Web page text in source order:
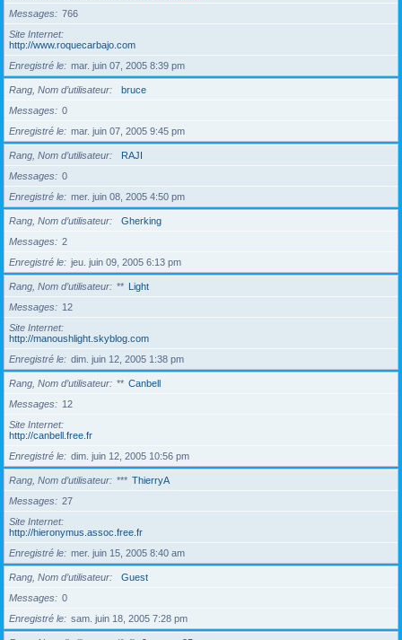
Messages
766
Site Internet
http://www.roquecarbajo.com
Enregistré le
mar. juin 07, 2005 8:39 pm
Rang, Nom d’utilisateur
bruce
Messages
0
Enregistré le
mar. juin 07, 2005 9:45 pm
Rang, Nom d’utilisateur
RAJI
Messages
0
Enregistré le
mer. juin 08, 2005 4:50 pm
Rang, Nom d’utilisateur
Gherking
Messages
2
Enregistré le
jeu. juin 09, 2005 6:13 pm
Rang, Nom d’utilisateur ** Light
Messages
12
Site Internet
http://manoushlight.skyblog.com
Enregistré le
dim. juin 12, 2005 1:38 pm
Rang, Nom d’utilisateur ** Canbell
Messages
12
Site Internet
http://canbell.free.fr
Enregistré le
dim. juin 12, 2005 10:56 pm
Rang, Nom d’utilisateur *** ThierryA
Messages
27
Site Internet
http://hieronymus.assoc.free.fr
Enregistré le
mer. juin 15, 2005 8:40 am
Rang, Nom d’utilisateur
Guest
Messages
0
Enregistré le
sam. juin 18, 2005 7:28 pm